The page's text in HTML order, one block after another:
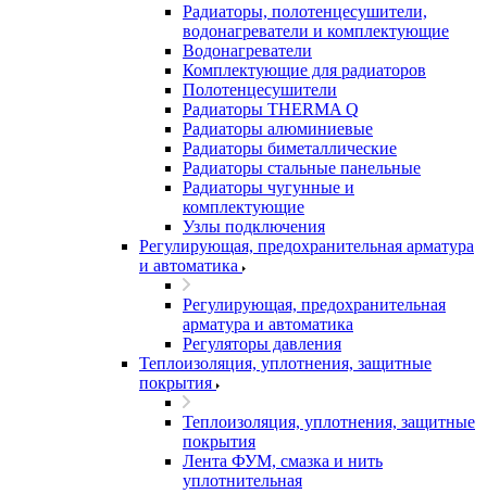
Радиаторы, полотенцесушители,
водонагреватели и комплектующие
Водонагреватели
Комплектующие для радиаторов
Полотенцесушители
Радиаторы THERMA Q
Радиаторы алюминиевые
Радиаторы биметаллические
Радиаторы стальные панельные
Радиаторы чугунные и
комплектующие
Узлы подключения
Регулирующая, предохранительная арматура
и автоматика
Регулирующая, предохранительная
арматура и автоматика
Регуляторы давления
Теплоизоляция, уплотнения, защитные
покрытия
Теплоизоляция, уплотнения, защитные
покрытия
Лента ФУМ, смазка и нить
уплотнительная